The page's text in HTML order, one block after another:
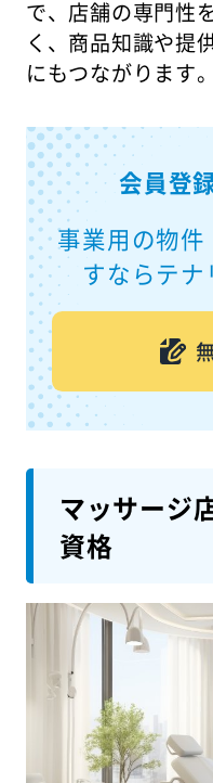
で、店舗の専門性
く、商品知識や提
にもつながります。
会員登
事業用の物
すならテ
マッサージ
資格